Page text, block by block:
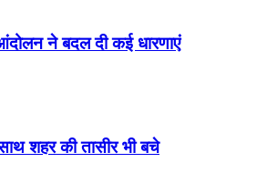
ने बदल दी कई धारणाएं
शहर की तासीर भी बचे